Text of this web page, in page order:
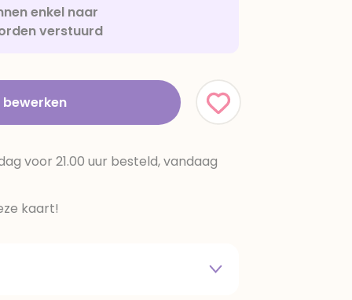
enkel naar
verstuurd
voor 21.00 uur besteld, vandaag
kaart!